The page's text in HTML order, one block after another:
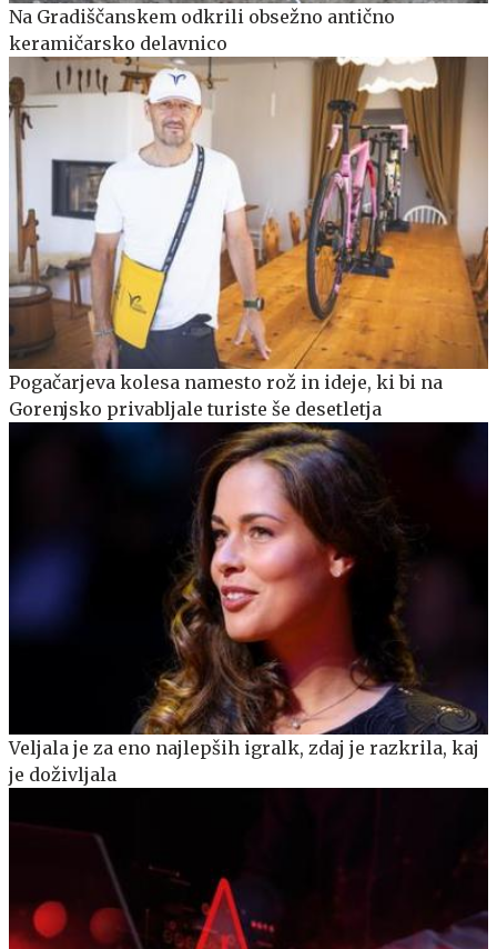
Na Gradiščanskem odkrili obsežno antično
keramičarsko delavnico
Pogačarjeva kolesa namesto rož in ideje, ki bi na
Gorenjsko privabljale turiste še desetletja
Veljala je za eno najlepših igralk, zdaj je razkrila, kaj
je doživljala